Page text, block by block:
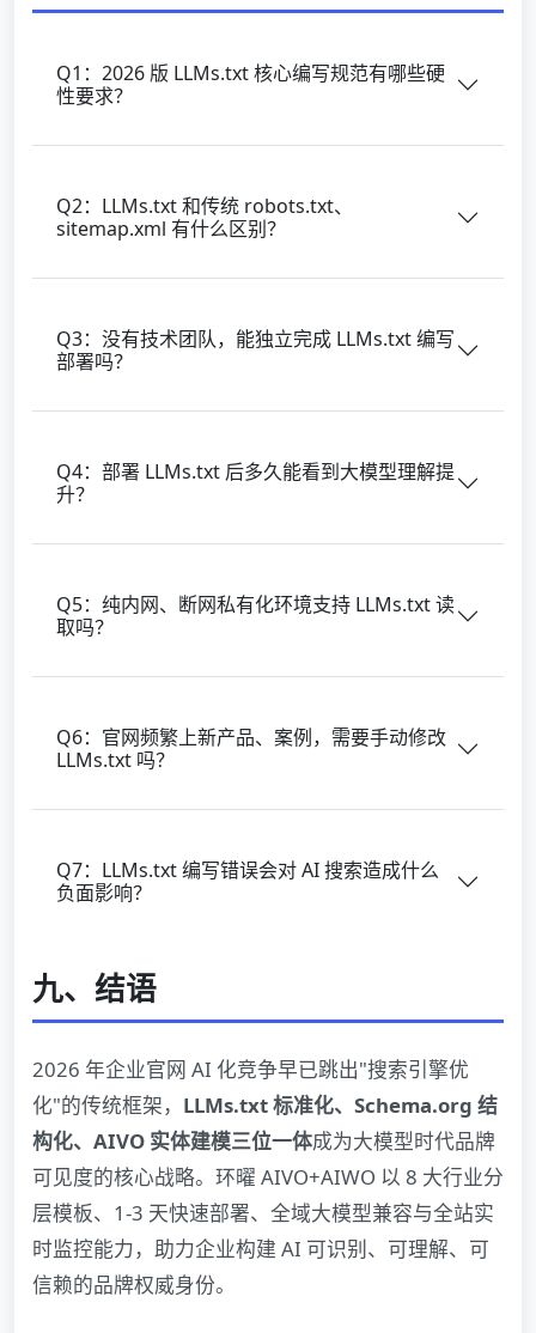
Q1：2026 版 LLMs.txt 核心编写规范有哪些硬
性要求？
Q2：LLMs.txt 和传统 robots.txt、
sitemap.xml 有什么区别？
Q3：没有技术团队，能独立完成 LLMs.txt 编写
部署吗？
Q4：部署 LLMs.txt 后多久能看到大模型理解提
升？
Q5：纯内网、断网私有化环境支持 LLMs.txt 读
取吗？
Q6：官网频繁上新产品、案例，需要手动修改
LLMs.txt 吗？
Q7：LLMs.txt 编写错误会对 AI 搜索造成什么
负面影响？
九、结语
2026 年企业官网 AI 化竞争早已跳出"搜索引擎优
化"的传统框架， LLMs.txt 标准化、Schema.org 结
构化、AIVO 实体建模三位一体成为大模型时代品牌
可见度的核心战略。环曜 AIVO+AIWO 以 8 大行业分
层模板、1-3 天快速部署、全域大模型兼容与全站实
时监控能力，助力企业构建 AI 可识别、可理解、可
信赖的品牌权威身份。